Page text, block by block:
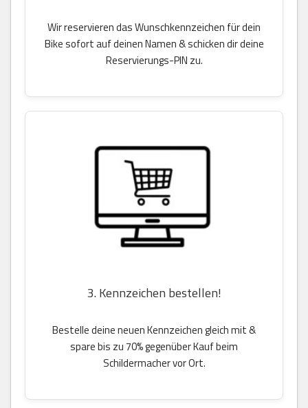
Wir reservieren das Wunschkennzeichen für dein
Bike sofort auf deinen Namen & schicken dir deine
Reservierungs-PIN zu.
3. Kennzeichen bestellen!
Bestelle deine neuen Kennzeichen gleich mit &
spare bis zu 70% gegenüber Kauf beim
Schildermacher vor Ort.